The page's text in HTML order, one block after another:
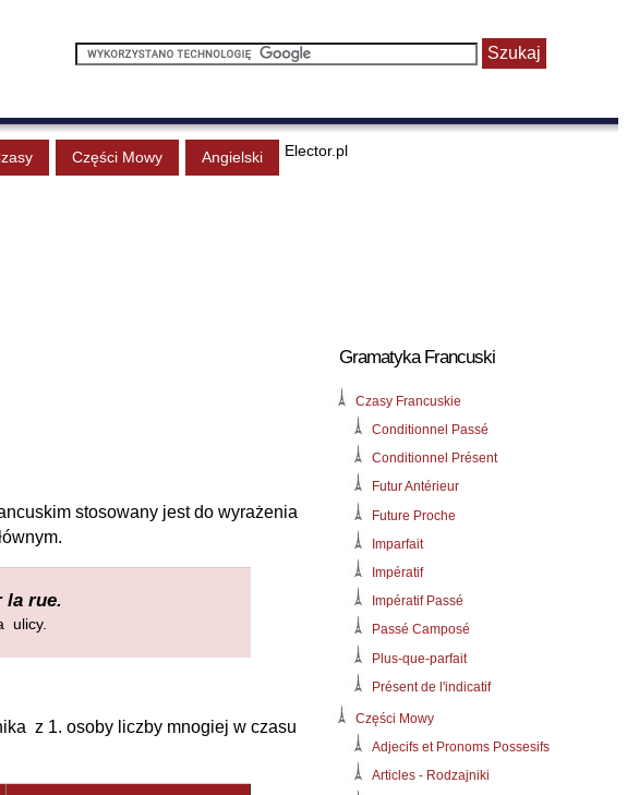
Części Mowy Angielski Elector.pl
Gramatyka Francuski
Czasy Francuskie
Conditionnel Passé
Conditionnel Présent
Futur Antérieur
Future Proche
Imparfait
Impératif
Impératif Passé
Passé Camposé
Plus-que-parfait
Présent de l'indicatif
Części Mowy
Adjecifs et Pronoms Possesifs
Articles - Rodzajniki
stosowany jest do wyrażenia
rue.
ulicy.
z 1. osoby liczby mnogiej w czasu